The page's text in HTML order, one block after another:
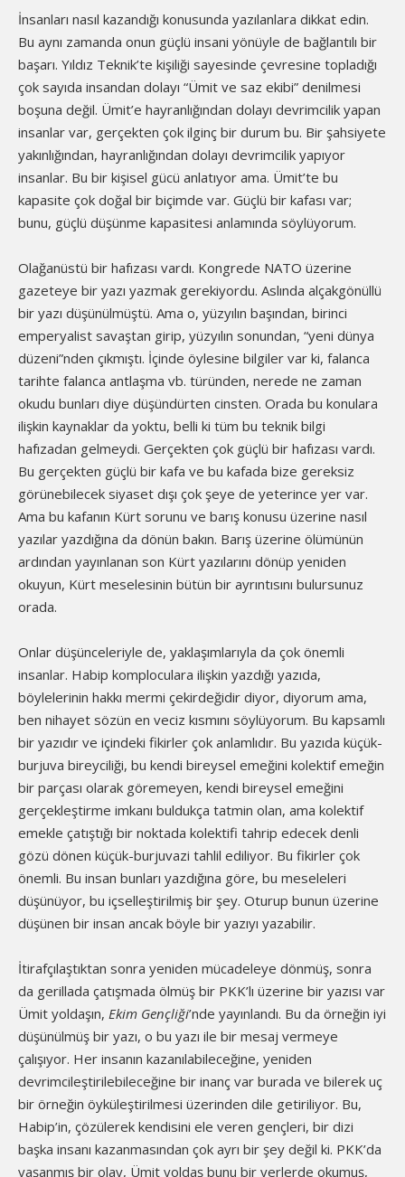
İnsanları nasıl kazandığı konusunda yazılanlara dikkat edin.
Bu aynı zamanda onun güçlü insani yönüyle de bağlantılı bir
başarı. Yıldız Teknik’te kişiliği sayesinde çevresine topladığı
çok sayıda insandan dolayı “Ümit ve saz ekibi” denilmesi
boşuna değil. Ümit’e hayranlığından dolayı devrimcilik yapan
insanlar var, gerçekten çok ilginç bir durum bu. Bir şahsiyete
yakınlığından, hayranlığından dolayı devrimcilik yapıyor
insanlar. Bu bir kişisel gücü anlatıyor ama. Ümit’te bu
kapasite çok doğal bir biçimde var. Güçlü bir kafası var;
bunu, güçlü düşünme kapasitesi anlamında söylüyorum.
Olağanüstü bir hafızası vardı. Kongrede NATO üzerine
gazeteye bir yazı yazmak gerekiyordu. Aslında alçakgönüllü
bir yazı düşünülmüştü. Ama o, yüzyılın başından, birinci
emperyalist savaştan girip, yüzyılın sonundan, “yeni dünya
düzeni”nden çıkmıştı. İçinde öylesine bilgiler var ki, falanca
tarihte falanca antlaşma vb. türünden, nerede ne zaman
okudu bunları diye düşündürten cinsten. Orada bu konulara
ilişkin kaynaklar da yoktu, belli ki tüm bu teknik bilgi
hafızadan gelmeydi. Gerçekten çok güçlü bir hafızası vardı.
Bu gerçekten güçlü bir kafa ve bu kafada bize gereksiz
görünebilecek siyaset dışı çok şeye de yeterince yer var.
Ama bu kafanın Kürt sorunu ve barış konusu üzerine nasıl
yazılar yazdığına da dönün bakın. Barış üzerine ölümünün
ardından yayınlanan son Kürt yazılarını dönüp yeniden
okuyun, Kürt meselesinin bütün bir ayrıntısını bulursunuz
orada.
Onlar düşünceleriyle de, yaklaşımlarıyla da çok önemli
insanlar. Habip komploculara ilişkin yazdığı yazıda,
böylelerinin hakkı mermi çekirdeğidir diyor, diyorum ama,
ben nihayet sözün en veciz kısmını söylüyorum. Bu kapsamlı
bir yazıdır ve içindeki fikirler çok anlamlıdır. Bu yazıda küçük-
burjuva bireyciliği, bu kendi bireysel emeğini kolektif emeğin
bir parçası olarak göremeyen, kendi bireysel emeğini
gerçekleştirme imkanı buldukça tatmin olan, ama kolektif
emekle çatıştığı bir noktada kolektifi tahrip edecek denli
gözü dönen küçük-burjuvazi tahlil ediliyor. Bu fikirler çok
önemli. Bu insan bunları yazdığına göre, bu meseleleri
düşünüyor, bu içselleştirilmiş bir şey. Oturup bunun üzerine
düşünen bir insan ancak böyle bir yazıyı yazabilir.
İtirafçılaştıktan sonra yeniden mücadeleye dönmüş, sonra
da gerillada çatışmada ölmüş bir PKK’lı üzerine bir yazısı var
Ümit yoldaşın, Ekim Gençliği’nde yayınlandı. Bu da örneğin iyi
düşünülmüş bir yazı, o bu yazı ile bir mesaj vermeye
çalışıyor. Her insanın kazanılabileceğine, yeniden
devrimcileştirilebileceğine bir inanç var burada ve bilerek uç
bir örneğin öyküleştirilmesi üzerinden dile getiriliyor. Bu,
Habip’in, çözülerek kendisini ele veren gençleri, bir dizi
başka insanı kazanmasından çok ayrı bir şey değil ki. PKK’da
yaşanmış bir olay, Ümit yoldaş bunu bir yerlerde okumuş,